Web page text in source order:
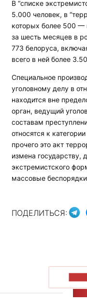
В “списке
5.000 человек, в
которых более 500 —
за шесть месяцев в
773 белоруса,
всего в ней более
Специальное
уголовному делу в
находится вне
орган, ведущий
составам
относятся к
прочего это акт
измена государству,
экстремистского
массовые
ПОДЕЛИТЬСЯ: